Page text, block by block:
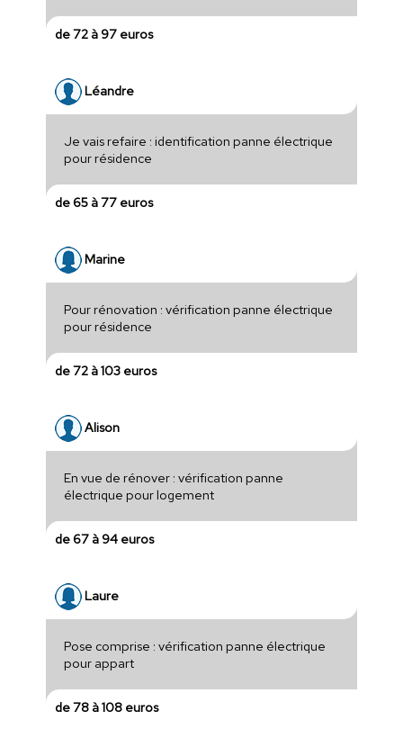
de 72 à 97 euros
Léandre
Je vais refaire : identification panne électrique
pour résidence
de 65 à 77 euros
Marine
Pour rénovation : vérification panne électrique
pour résidence
de 72 à 103 euros
Alison
En vue de rénover : vérification panne
électrique pour logement
de 67 à 94 euros
Laure
Pose comprise : vérification panne électrique
pour appart
de 78 à 108 euros